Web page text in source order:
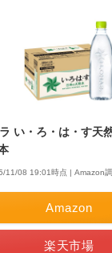
い・ろ・は・す天
11/08 19:01時点 | Amazon調
Amazon
楽天市場